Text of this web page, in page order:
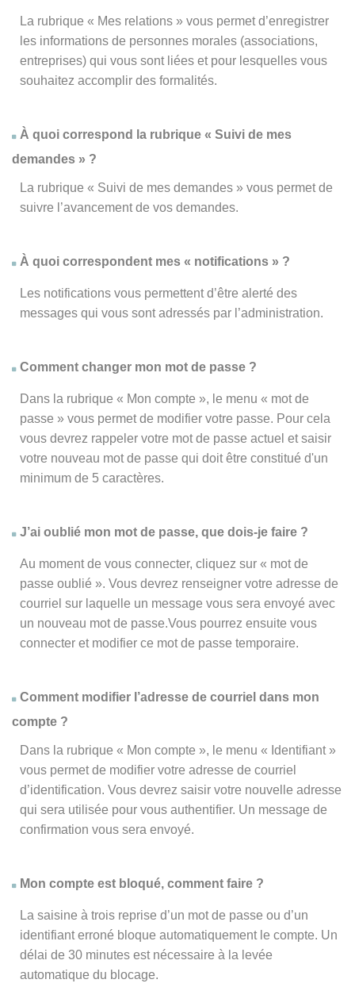
La rubrique « Mes relations » vous permet d’enregistrer
les informations de personnes morales (associations,
entreprises) qui vous sont liées et pour lesquelles vous
souhaitez accomplir des formalités.
À quoi correspond la rubrique « Suivi de mes
demandes » ?
La rubrique « Suivi de mes demandes » vous permet de
suivre l’avancement de vos demandes.
À quoi correspondent mes « notifications » ?
Les notifications vous permettent d’être alerté des
messages qui vous sont adressés par l’administration.
Comment changer mon mot de passe ?
Dans la rubrique « Mon compte », le menu « mot de
passe » vous permet de modifier votre passe. Pour cela
vous devrez rappeler votre mot de passe actuel et saisir
votre nouveau mot de passe qui doit être constitué d'un
minimum de 5 caractères.
J’ai oublié mon mot de passe, que dois-je faire ?
Au moment de vous connecter, cliquez sur « mot de
passe oublié ». Vous devrez renseigner votre adresse de
courriel sur laquelle un message vous sera envoyé avec
un nouveau mot de passe.Vous pourrez ensuite vous
connecter et modifier ce mot de passe temporaire.
Comment modifier l’adresse de courriel dans mon
compte ?
Dans la rubrique « Mon compte », le menu « Identifiant »
vous permet de modifier votre adresse de courriel
d’identification. Vous devrez saisir votre nouvelle adresse
qui sera utilisée pour vous authentifier. Un message de
confirmation vous sera envoyé.
Mon compte est bloqué, comment faire ?
La saisine à trois reprise d’un mot de passe ou d’un
identifiant erroné bloque automatiquement le compte. Un
délai de 30 minutes est nécessaire à la levée
automatique du blocage.